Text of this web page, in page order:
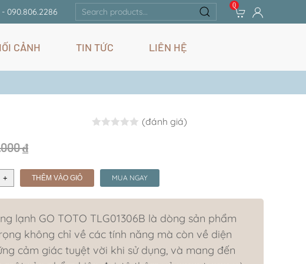
090.806.2286
Search
for:
0
CẢNH TIN TỨC LIÊN HỆ
Rated0.0out of 5
(đánh giá)
₫
THÊM VÀO GIỎ MUA NGAY
lạnh GO TOTO TLG01306B là dòng sản phẩm
không chỉ về các tính năng mà còn về diện
cảm giác tuyệt vời khi sử dụng, và mang đến